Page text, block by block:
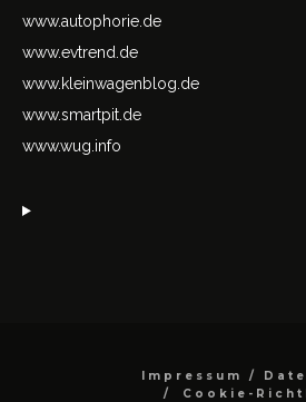
www.autophorie.de
www.evtrend.de
www.kleinwagenblog.de
www.smartpit.de
www.wug.info
Impressum /
Cookie-